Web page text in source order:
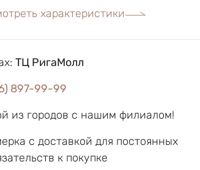
характеристики
: ТЦ РигаМолл
897-99-99
из городов с нашим филиалом!
с доставкой для постоянных
к покупке